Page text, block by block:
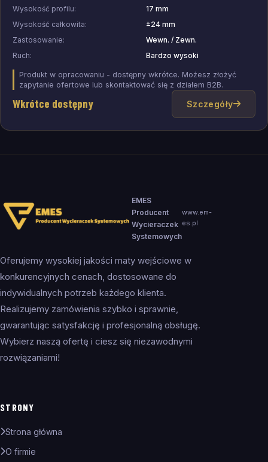
Wysokość profilu:
17 mm
Wysokość całkowita:
±24 mm
Zastosowanie:
Wewn. / Zewn.
Ruch:
Bardzo wysoki
Produkt w opracowaniu - dostępny wkrótce. Możesz złożyć
zapytanie ofertowe lub skontaktować się z działem B2B.
Wkrótce dostępny Szczegóły
EMES
Producent
Wycieraczek
Systemowych
www.em-
es.pl
Oferujemy wysokiej jakości maty wejściowe w
konkurencyjnych cenach, dostosowane do
indywidualnych potrzeb każdego klienta.
Realizujemy zamówienia szybko i sprawnie,
gwarantując satysfakcję i profesjonalną obsługę.
Wybierz naszą ofertę i ciesz się niezawodnymi
rozwiązaniami!
STRONY
Strona główna
O firmie